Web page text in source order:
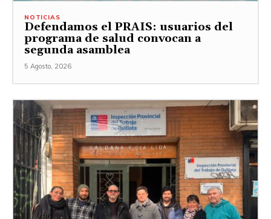
NOTICIAS
Defendamos el PRAIS: usuarios del
programa de salud convocan a
segunda asamblea
5 Agosto, 2026